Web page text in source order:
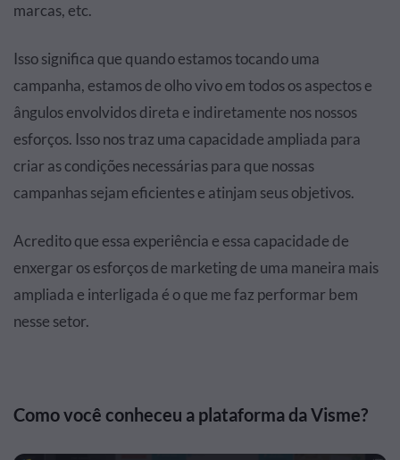
marcas, etc.
Isso significa que quando estamos tocando uma
campanha, estamos de olho vivo em todos os aspectos e
ângulos envolvidos direta e indiretamente nos nossos
esforços. Isso nos traz uma capacidade ampliada para
criar as condições necessárias para que nossas
campanhas sejam eficientes e atinjam seus objetivos.
Acredito que essa experiência e essa capacidade de
enxergar os esforços de marketing de uma maneira mais
ampliada e interligada é o que me faz performar bem
nesse setor.
Como você conheceu a plataforma da Visme?